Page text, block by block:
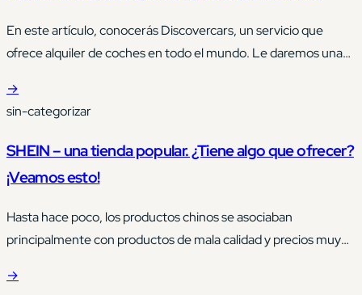
En este artículo, conocerás Discovercars, un servicio que
ofrece alquiler de coches en todo el mundo. Le daremos una
información proporcionada. Descubra cómo Discovercars
ofrece un seguro de tarifa fija, así como una amplia selección
de coches de lujo como el Mercedes Clase C. También
→
sin-categorizar
SHEIN – una tienda popular. ¿Tiene algo que ofrecer?
¡Veamos esto!
Hasta hace poco, los productos chinos se asociaban
principalmente con productos de mala calidad y precios muy
la mano de obra.
→